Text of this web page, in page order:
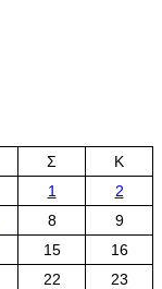
Σ
Κ
1
2
8
9
15
16
22
23